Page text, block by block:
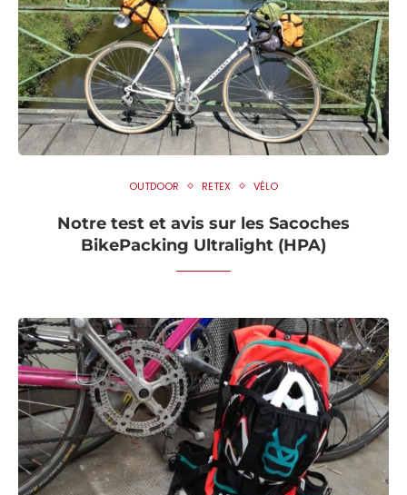
OUTDOOR RETEX VÉLO
Notre test et avis sur les Sacoches
BikePacking Ultralight (HPA)